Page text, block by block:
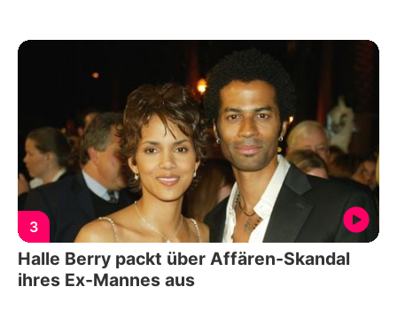
3
Halle Berry packt über Affären-Skandal
ihres Ex-Mannes aus